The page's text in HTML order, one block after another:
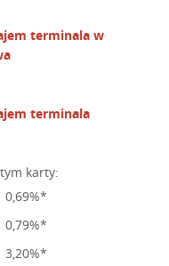
terminala w
terminala
karty:
0,69%*
0,79%*
3,20%*